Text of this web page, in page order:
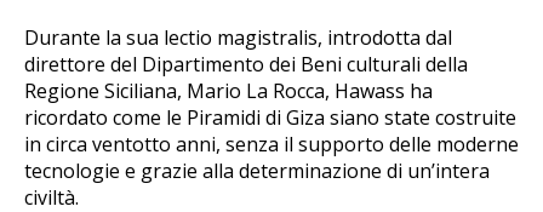
Durante la sua lectio magistralis, introdotta dal
direttore del Dipartimento dei Beni culturali della
Regione Siciliana, Mario La Rocca, Hawass ha
ricordato come le Piramidi di Giza siano state costruite
in circa ventotto anni, senza il supporto delle moderne
tecnologie e grazie alla determinazione di un’intera
civiltà.